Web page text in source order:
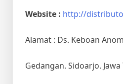
Website : http://
Alamat : Ds. Keboan
Gedangan. Sidoarjo.